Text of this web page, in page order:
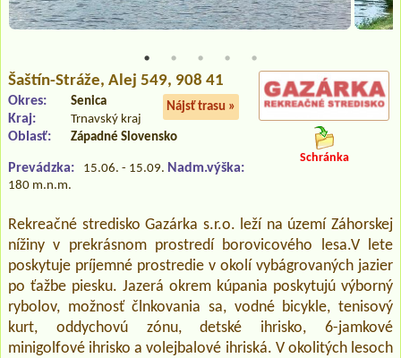
Šaštín-Stráže, Alej 549, 908 41
Nájsť trasu »
Okres: Senica
Kraj: Trnavský kraj
Oblasť: Západné Slovensko
Prevádzka: 15.06. - 15.09. Nadm.výška:
180 m.n.m.
Schránka
Rekreačné stredisko Gazárka s.r.o. leží na území Záhorskej
nížiny v prekrásnom prostredí borovicového lesa.V lete
poskytuje príjemné prostredie v okolí vybágrovaných jazier
po ťažbe piesku. Jazerá okrem kúpania poskytujú výborný
rybolov, možnosť člnkovania sa, vodné bicykle, tenisový
kurt, oddychovú zónu, detské ihrisko, 6-jamkové
minigolfové ihrisko a volejbalové ihriská. V okolitých lesoch